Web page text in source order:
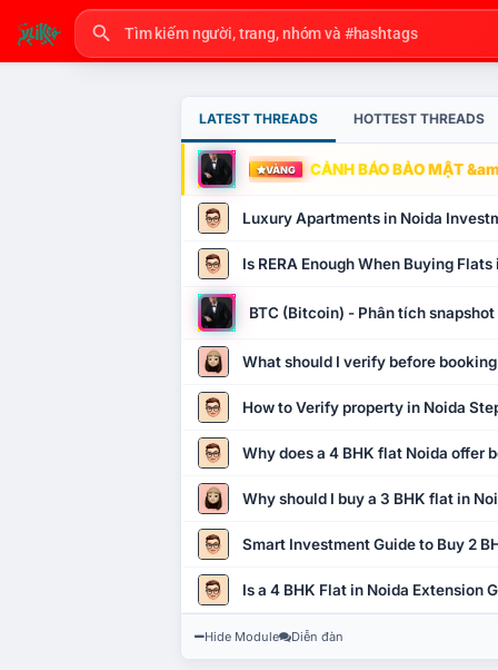
LATEST THREADS HOTTEST THREADS
VÀNG CẢNH BÁO BẢO MẬT
Luxury Apartments in Noida
Is RERA Enough When Buying Flats
BTC (Bitcoin) - Phân tích
What should I verify before
How to Verify property in Noida
Why does a 4 BHK flat Noida offer
Why should I buy a 3 BHK flat in
Smart Investment Guide to Buy 2
Is a 4 BHK Flat in Noida Extension
Hide Module Diễn đàn